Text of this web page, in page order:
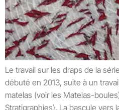
Le travail sur les draps de la
débuté en 2013, suite à un
matelas (voir les Matelas-
Stratigraphies). La bascule vers